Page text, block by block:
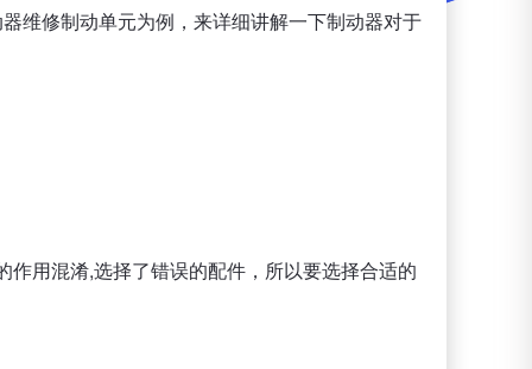
维修制动单元为例，来详细讲解一下制动器对于
用混淆,选择了错误的配件，所以要选择合适的